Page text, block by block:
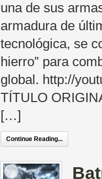
una de sus
armadura de
tecnológica, se
hierro” para
global. http://
TÍTULO
[…]
Continue Reading...